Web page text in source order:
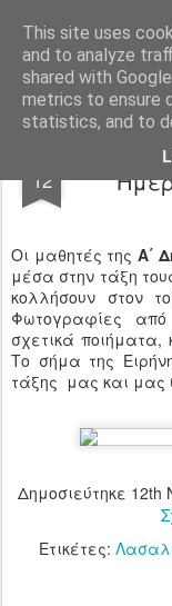
This site uses
and to analyze
shared with
metrics to ensure
statistics, and to
12
O
Οι μαθητές της Α΄
μέσα στην τάξη
κολλήσουν στον
Φωτογραφίες από
σχετικά
Το σήμα της
τάξης μας και μας
Δημοσιεύτηκε 12th
Ετικέτες: